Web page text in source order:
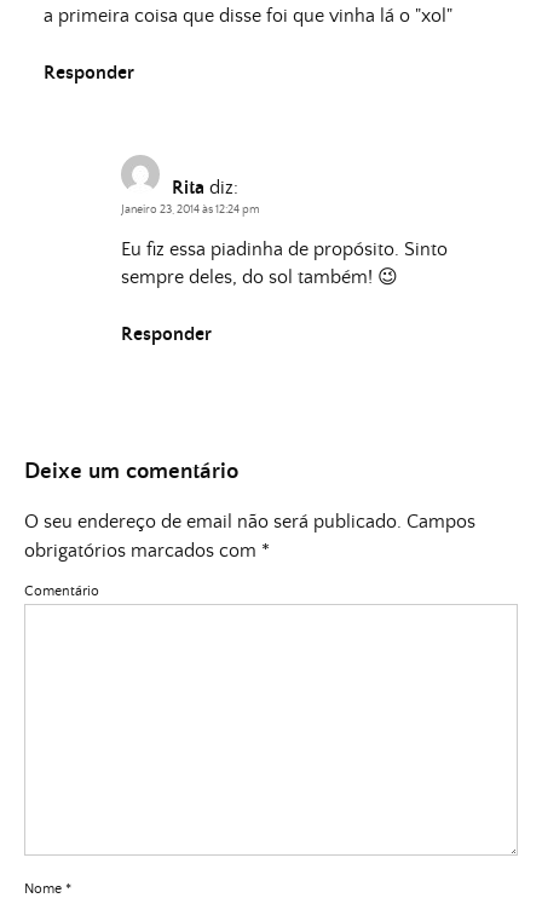
a primeira coisa que disse foi que vinha lá o "xol"
Responder
Rita diz:
Janeiro 23, 2014 às 12:24 pm
Eu fiz essa piadinha de propósito. Sinto
sempre deles, do sol também! 😉
Responder
Deixe um comentário
O seu endereço de email não será publicado. Campos
obrigatórios marcados com *
Comentário
Nome *